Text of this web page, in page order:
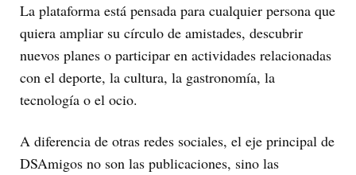
La plataforma está pensada para cualquier persona que
quiera ampliar su círculo de amistades, descubrir
nuevos planes o participar en actividades relacionadas
con el deporte, la cultura, la gastronomía, la
tecnología o el ocio.
A diferencia de otras redes sociales, el eje principal de
DSAmigos no son las publicaciones, sino las